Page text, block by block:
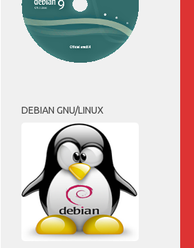
DEBIAN GNU/LINUX